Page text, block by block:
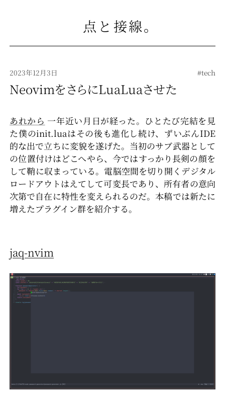
点と接線。
2023年12月3日 #tech
NeovimをさらにLuaLuaさせた
あれから 一年近い月日が経った。ひとたび完結を見
た僕のinit.luaはその後も進化し続け、ずいぶんIDE
的な出で立ちに変貌を遂げた。当初のサブ武器として
の位置付けはどこへやら、今ではすっかり長剣の顔を
して鞘に収まっている。電脳空間を切り開くデジタル
ロードアウトはえてして可変長であり、所有者の意向
次第で自在に特性を変えられるのだ。本稿では新たに
増えたプラグイン群を紹介する。
jaq-nvim